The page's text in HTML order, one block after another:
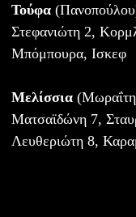
Τούφα
Στεφανιώτη 2,
Μπόμπουρα, Ισκεφ
Μελίσσια
Ματσαϊδώνη 7,
Λευθεριώτη 8,